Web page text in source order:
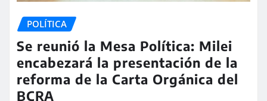
POLÍTICA
Se reunió la Mesa Política: Milei
encabezará la presentación de la
reforma de la Carta Orgánica del
BCRA